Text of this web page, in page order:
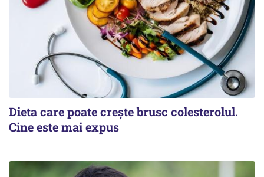
Dieta care poate crește brusc colesterolul.
Cine este mai expus